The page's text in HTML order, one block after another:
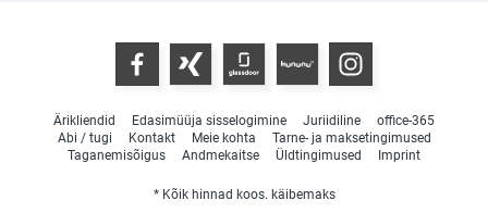
Ärikliendid Edasimüüja sisselogimine Juriidiline
office-365
Abi / tugi
Kontakt Meie kohta
Tarne- ja maksetingimused
Taganemisõigus
Andmekaitse Üldtingimused Imprint
* Kõik hinnad koos. käibemaks